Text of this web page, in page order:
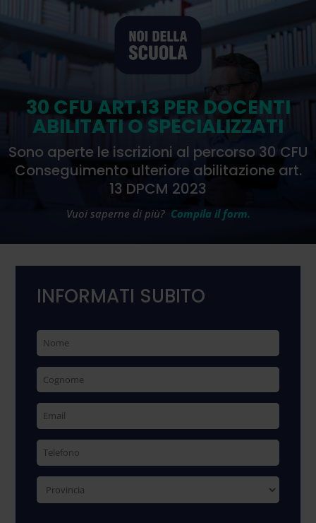
30 CFU ART.13 PER DOCENTI
ABILITATI O SPECIALIZZATI
Sono aperte le iscrizioni al percorso 30 CFU
Conseguimento ulteriore abilitazione art.
13 DPCM 2023
Vuoi saperne di più? Compila il form.
INFORMATI SUBITO